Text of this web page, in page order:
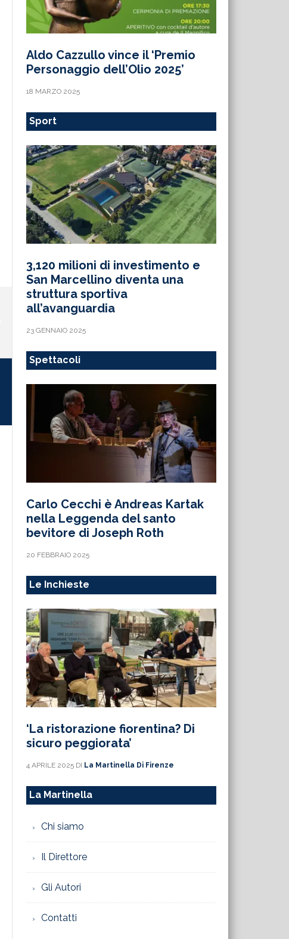
Aldo Cazzullo vince il ‘Premio
Personaggio dell’Olio 2025’
18 MARZO 2025
Sport
3,120 milioni di investimento e
San Marcellino diventa una
struttura sportiva
all’avanguardia
23 GENNAIO 2025
Spettacoli
Carlo Cecchi è Andreas Kartak
nella Leggenda del santo
bevitore di Joseph Roth
20 FEBBRAIO 2025
Le Inchieste
‘La ristorazione fiorentina? Di
sicuro peggiorata’
4 APRILE 2025 DI La Martinella Di Firenze
La Martinella
Chi siamo
Il Direttore
Gli Autori
Contatti